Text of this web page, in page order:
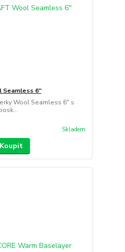
Seamless 6''
Wool Seamless 6" s
Skladem
Koupit